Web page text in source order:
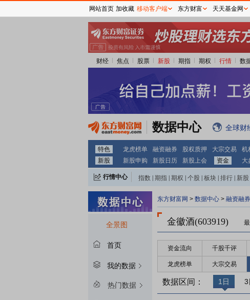
财经 焦点 股票 新股 期指 期权 行情 数
数据中心 全球财
特色 龙虎榜单 融资融券 股权质押 大宗交易 机
新股
新股申购 新股日历 新股上会 资金 大
行情中心 指数 期指 期权 个股 板块 排行 新股
全景图
首页
我的数据
热门数据
东方财富网 > 数据中心 > 融资融券
金徽酒(603919)
资金流向 千股千评
龙虎榜单 大宗交易
数据区间： 1日 3
网站首页 加收藏 移动客户端 东方财富 天天基金网